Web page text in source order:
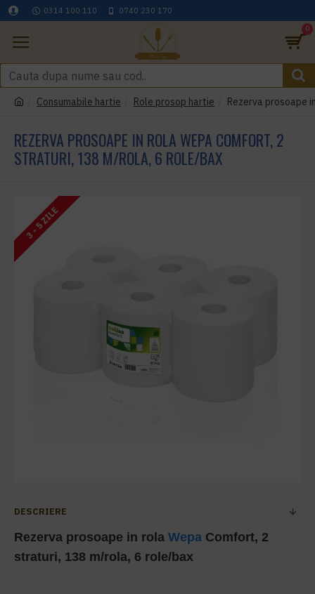
0314 100 110 0740 230 170
0
Consumabile hartie Role prosop hartie Rezerva prosoape
REZERVA PROSOAPE IN ROLA WEPA COMFORT, 2
STRATURI, 138 M/ROLA, 6 ROLE/BAX
3 - 5 ZILE
DESCRIERE
Rezerva prosoape in rola Wepa Comfort, 2
straturi, 138 m/rola, 6 role/bax